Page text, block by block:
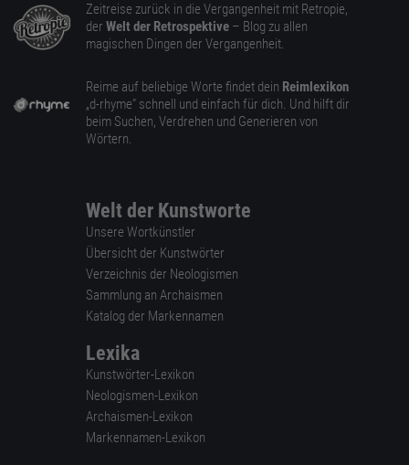
Zeitreise zurück in die Vergangenheit mit Retropie,
der Welt der Retrospektive – Blog zu allen
magischen Dingen der Vergangenheit.
Reime auf beliebige Worte findet dein Reimlexikon
„d-rhyme” schnell und einfach für dich. Und hilft dir
beim Suchen, Verdrehen und Generieren von
Wörtern.
Welt der Kunstworte
Unsere Wortkünstler
Übersicht der Kunstwörter
Verzeichnis der Neologismen
Sammlung an Archaismen
Katalog der Markennamen
Lexika
Kunstwörter-Lexikon
Neologismen-Lexikon
Archaismen-Lexikon
Markennamen-Lexikon